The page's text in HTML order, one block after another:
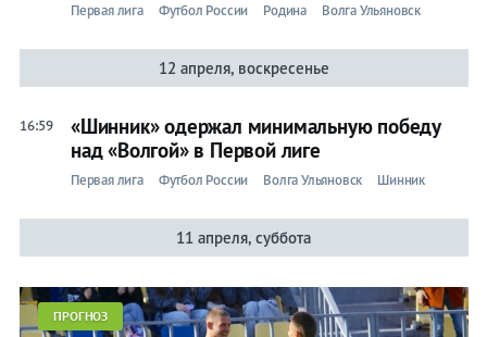
Первая лига Футбол России Родина Волга Ульяновск
12 апреля, воскресенье
16:59
«Шинник» одержал минимальную победу
над «Волгой» в Первой лиге
Первая лига Футбол России Волга Ульяновск Шинник
11 апреля, суббота
ПРОГНОЗ